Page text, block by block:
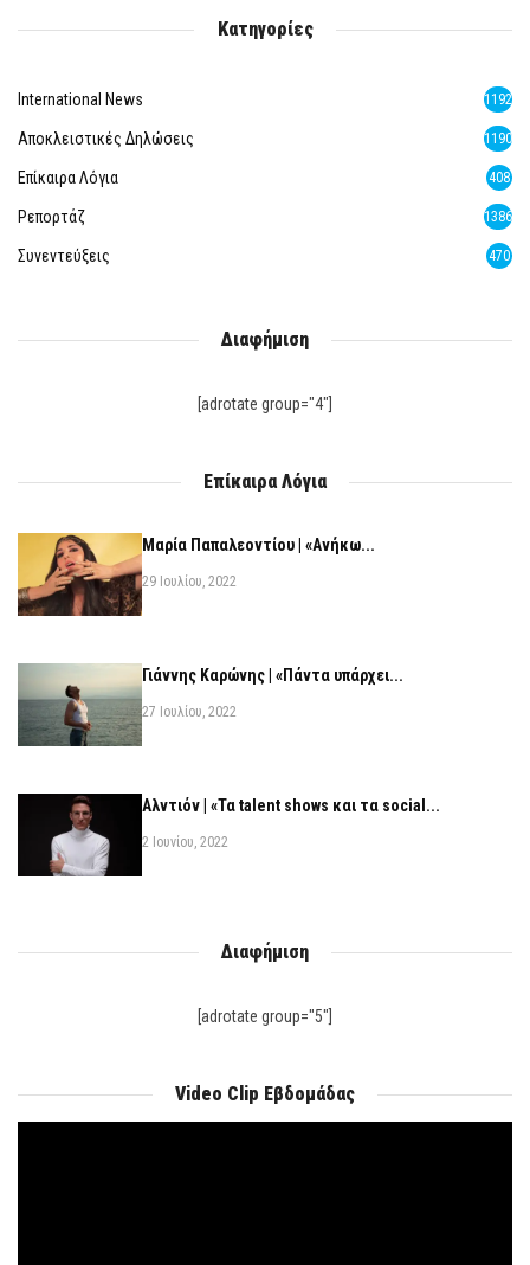
Κατηγορίες
International News 1192
Αποκλειστικές Δηλώσεις 1190
Επίκαιρα Λόγια 408
Ρεπορτάζ 1386
Συνεντεύξεις 470
Διαφήμιση
[adrotate group="4"]
Επίκαιρα Λόγια
Μαρία Παπαλεοντίου | «Ανήκω...
29 Ιουλίου, 2022
Γιάννης Καρώνης | «Πάντα υπάρχει...
27 Ιουλίου, 2022
Αλντιόν | «Τα talent shows και τα social...
2 Ιουνίου, 2022
Διαφήμιση
[adrotate group="5"]
Video Clip Εβδομάδας